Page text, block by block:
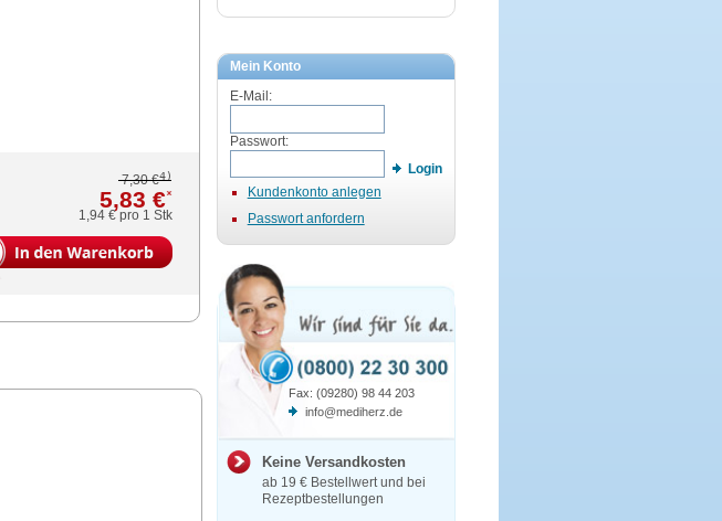
7,30 €4)
5,83 €*
1,94 €pro 1 Stk
Mein Konto
E-Mail:
Passwort:
Login
Kundenkonto anlegen
Passwort anfordern
Fax: (09280) 98 44 203
info@mediherz.de
Keine Versandkosten
ab 19 € Bestellwert und bei
Rezeptbestellungen